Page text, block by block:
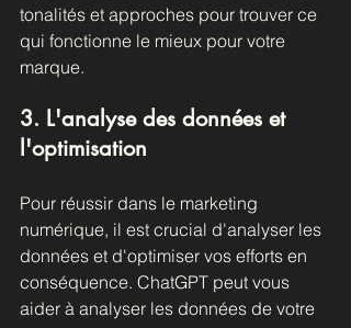
tonalités et approches pour trouver ce
qui fonctionne le mieux pour votre
marque.
3. L'analyse des données et
l'optimisation
Pour réussir dans le marketing
numérique, il est crucial d'analyser les
données et d'optimiser vos efforts en
conséquence. ChatGPT peut vous
aider à analyser les données de votre